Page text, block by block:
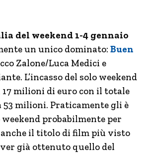
del weekend 1-4 gennaio
un unico dominato: Buen
Zalone/Luca Medici e
L’incasso del solo weekend
milioni di euro con il totale
53 milioni. Praticamente gli è
probabilmente per
il titolo di film più visto
già ottenuto quello del